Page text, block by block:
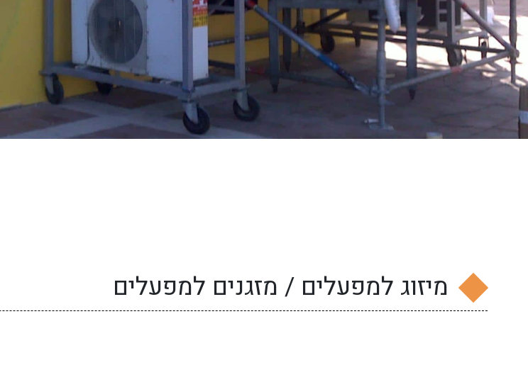
מיזוג למפעלים / מזגנים למפעלים